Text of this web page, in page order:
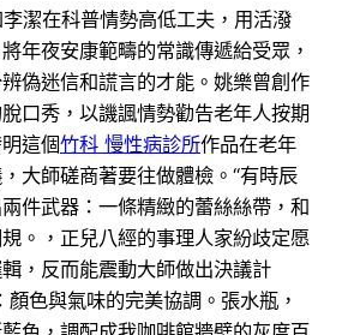
潔在科普情勢高低工夫，用活潑
年夜安康範疇的常識傳遞給受眾，
偽迷信和謊言的才能。姚樂曾創作
口秀，以譏諷情勢勸告老年人按期
這個竹科 慢性病診所作品在老年
大師磋商著要往做體檢。“有時辰
件武器：一條精緻的蕾絲絲帶，和
。，正兒八經的事理人家紛歧定愿
，反而能震動大師做出決議計
顏色與氣味的完美協調。張水瓶，